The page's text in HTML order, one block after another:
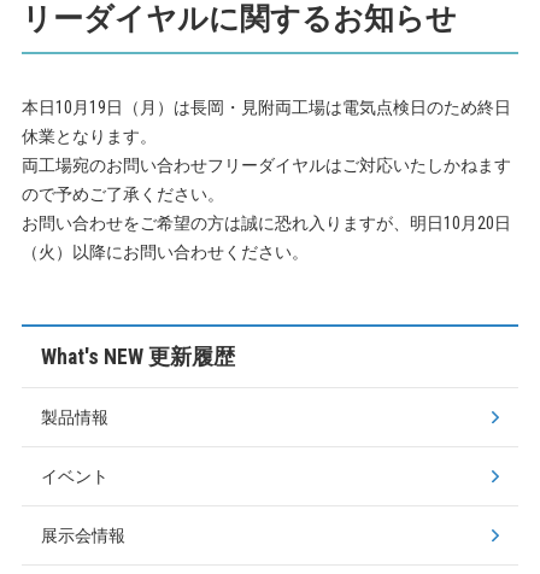
リーダイヤルに関するお知らせ
本日10月19日（月）は長岡・見附両工場は電気点検日のため終日
休業となります。
両工場宛のお問い合わせフリーダイヤルはご対応いたしかねます
ので予めご了承ください。
お問い合わせをご希望の方は誠に恐れ入りますが、明日10月20日
（火）以降にお問い合わせください。
What's NEW 更新履歴
製品情報
イベント
展示会情報